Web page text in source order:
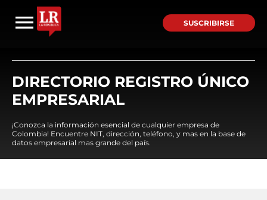
SUSCRIBIRSE
DIRECTORIO REGISTRO ÚNICO
EMPRESARIAL
¡Conozca la información esencial de cualquier empresa de
Colombia! Encuentre NIT, dirección, teléfono, y mas en la base de
datos empresarial mas grande del país.